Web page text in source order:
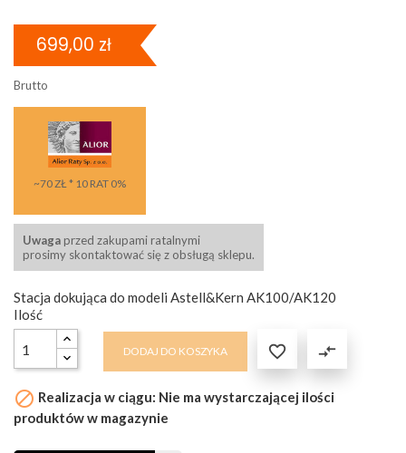
699,00 zł
Brutto
~70 ZŁ * 10 RAT 0%
Uwaga przed zakupami ratalnymi
prosimy skontaktować się z obsługą sklepu.
Stacja dokująca do modeli Astell&Kern AK100/AK120
Ilość
DODAJ DO KOSZYKA  compare_arrows
 Realizacja w ciągu: Nie ma wystarczającej ilości
produktów w magazynie